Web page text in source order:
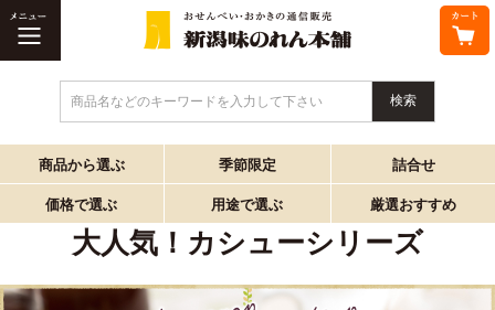
商品名などのキーワードを入力して下さい
商品から選ぶ 季節限定 詰合せ
価格で選ぶ 用途で選ぶ 厳選おすすめ
大人気！カシューシリーズ